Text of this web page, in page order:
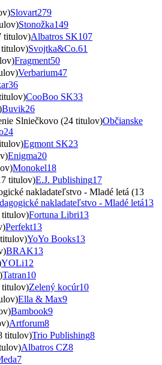
Slovart279
Stonožka149
titulov)Albatros SK107
Svojtka&Co.61
Fragment50
Verbarium47
36
CooBoo SK33
Buvik26
Slniečkovo (24 titulov)Občianske
24
Egmont SK23
Enigma20
Monokel18
titulov)E.J. Publishing17
nakladateľstvo - Mladé letá (13
nakladateľstvo - Mladé letá13
titulov)Fortuna Libri13
Perfekt13
YoYo Books13
BRAK13
YOLi12
Tatran10
titulov)Zelený kocúr10
Ella & Max9
Bambook9
Artforum8
titulov)Trio Publishing8
Albatros CZ8
7